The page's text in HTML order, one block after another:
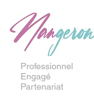
Professionnel
Engagé
Partenariat